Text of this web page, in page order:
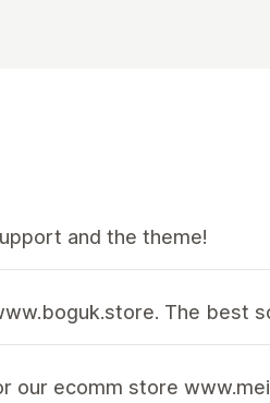
and the theme!
The best
our ecomm store